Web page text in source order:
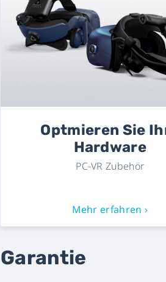
Optmieren Sie
Hardware
PC-VR Zubehör
Mehr erfahren ›
Garantie